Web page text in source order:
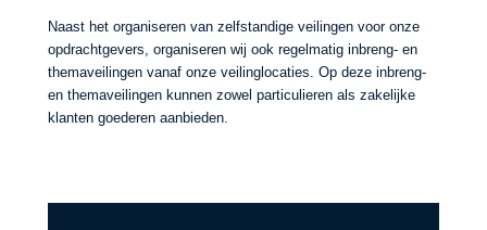
Naast het organiseren van zelfstandige veilingen voor onze
opdrachtgevers, organiseren wij ook regelmatig inbreng- en
themaveilingen vanaf onze veilinglocaties. Op deze inbreng-
en themaveilingen kunnen zowel particulieren als zakelijke
klanten goederen aanbieden.